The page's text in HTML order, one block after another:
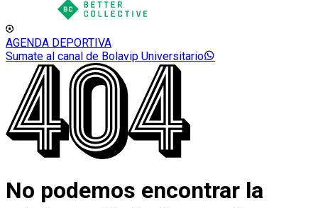
AGENDA DEPORTIVA
Sumate al canal de Bolavip Universitario
No podemos encontrar la